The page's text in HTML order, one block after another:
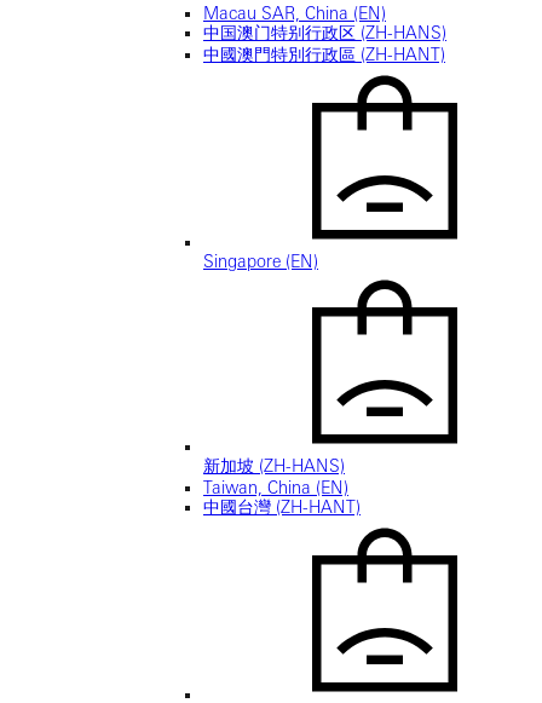
Macau SAR, China (EN)
中国澳门特别行政区 (ZH-HANS)
中國澳門特別行政區 (ZH-HANT)
Singapore (EN)
新加坡 (ZH-HANS)
Taiwan, China (EN)
中國台灣 (ZH-HANT)